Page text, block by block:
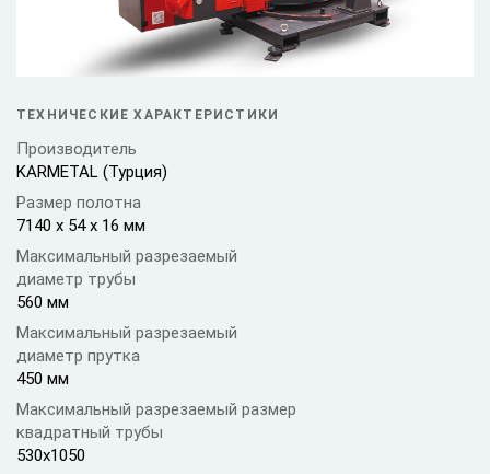
ТЕХНИЧЕСКИЕ ХАРАКТЕРИСТИКИ
Производитель
KARMETAL (Турция)
Размер полотна
7140 x 54 x 16 мм
Максимальный разрезаемый
диаметр трубы
560 мм
Максимальный разрезаемый
диаметр прутка
450 мм
Максимальный разрезаемый размер
квадратный трубы
530х1050